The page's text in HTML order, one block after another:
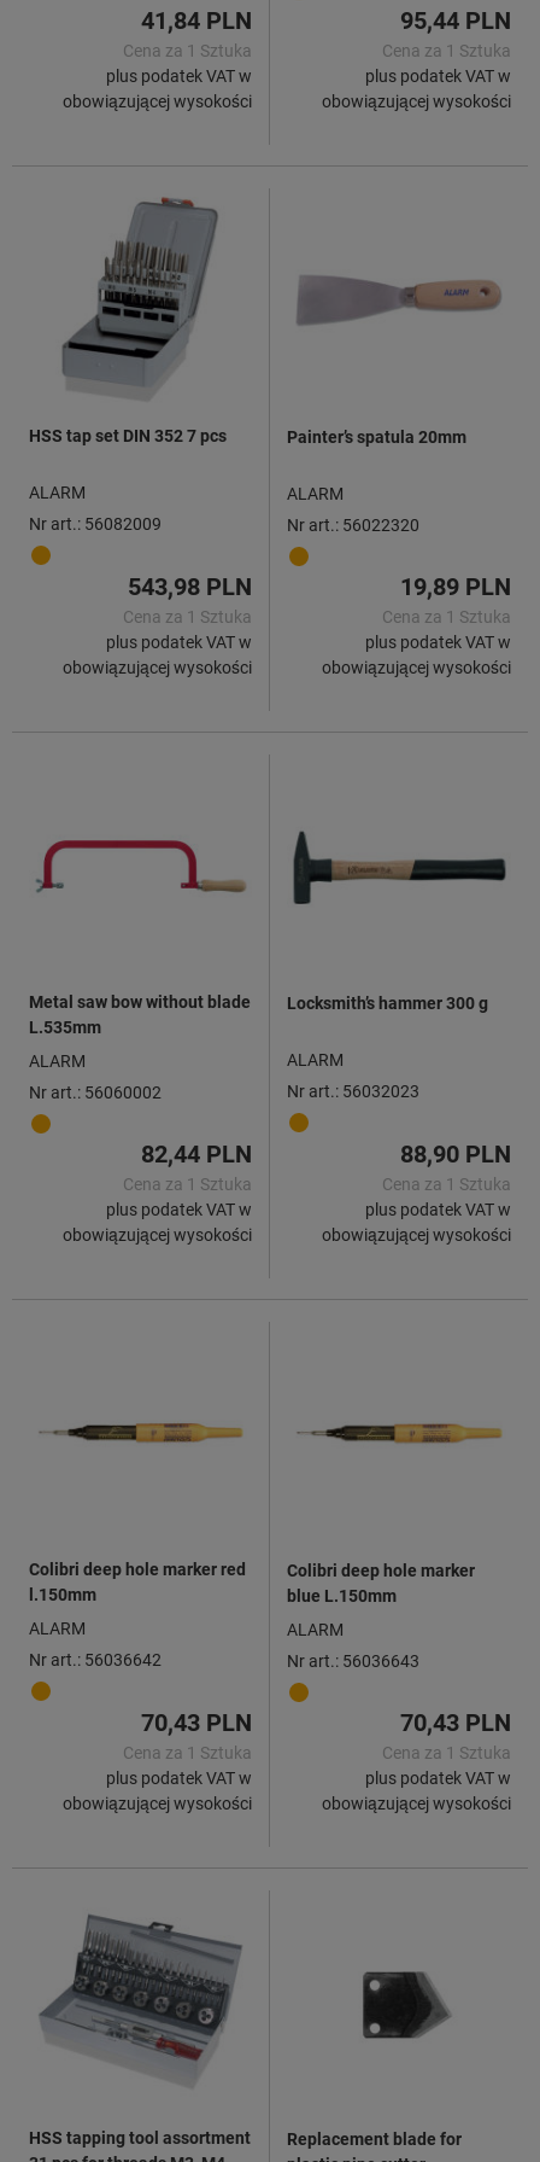
41,84 PLN
Cena za 1 Sztuka
plus podatek VAT w
obowiązującej wysokości
95,44 PLN
Cena za 1 Sztuka
plus podatek VAT w
obowiązującej wysokości
HSS tap set DIN 352 7 pcs
ALARM
Nr art.: 56082009
543,98 PLN
Cena za 1 Sztuka
plus podatek VAT w
obowiązującej wysokości
Painter’s spatula 20mm
ALARM
Nr art.: 56022320
19,89 PLN
Cena za 1 Sztuka
plus podatek VAT w
obowiązującej wysokości
Metal saw bow without blade
L.535mm
ALARM
Nr art.: 56060002
82,44 PLN
Cena za 1 Sztuka
plus podatek VAT w
obowiązującej wysokości
Locksmith’s hammer 300 g
ALARM
Nr art.: 56032023
88,90 PLN
Cena za 1 Sztuka
plus podatek VAT w
obowiązującej wysokości
Colibri deep hole marker red
l.150mm
ALARM
Nr art.: 56036642
70,43 PLN
Cena za 1 Sztuka
plus podatek VAT w
obowiązującej wysokości
Colibri deep hole marker
blue L.150mm
ALARM
Nr art.: 56036643
70,43 PLN
Cena za 1 Sztuka
plus podatek VAT w
obowiązującej wysokości
HSS tapping tool assortment
Replacement blade for